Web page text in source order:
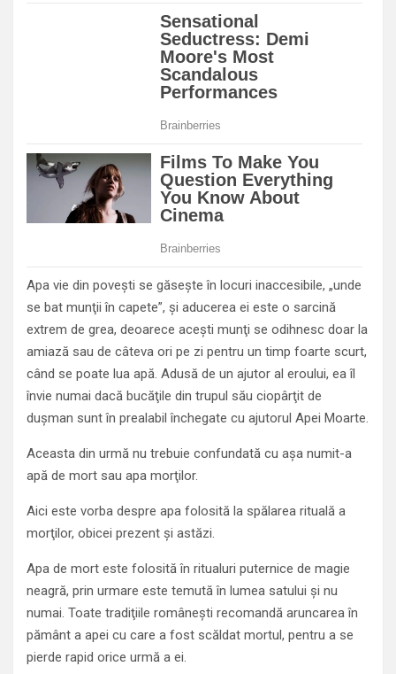
Apa vie din poveşti se găseşte în locuri inaccesibile, „unde
se bat munţii în capete”, şi aducerea ei este o sarcină
extrem de grea, deoarece aceşti munţi se odihnesc doar la
amiază sau de câteva ori pe zi pentru un timp foarte scurt,
când se poate lua apă. Adusă de un ajutor al eroului, ea îl
învie numai dacă bucăţile din trupul său ciopârţit de
duşman sunt în prealabil închegate cu ajutorul Apei Moarte.
Aceasta din urmă nu trebuie confundată cu aşa numit-a
apă de mort sau apa morţilor.
Aici este vorba despre apa folosită la spălarea rituală a
morţilor, obicei prezent şi astăzi.
Apa de mort este folosită în ritualuri puternice de magie
neagră, prin urmare este temută în lumea satului şi nu
numai. Toate tradiţiile româneşti recomandă aruncarea în
pământ a apei cu care a fost scăldat mortul, pentru a se
pierde rapid orice urmă a ei.